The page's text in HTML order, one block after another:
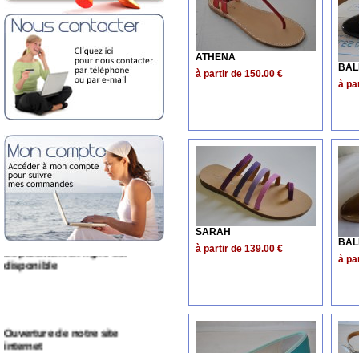
Le paiement en ligne est
disponible
ATHENA
à partir de 150.00 €
à
SARAH
à partir de 139.00 €
à